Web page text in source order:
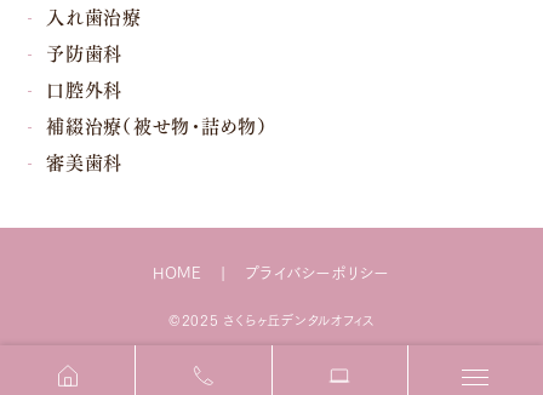
入れ歯治療
予防歯科
口腔外科
補綴治療（被せ物・詰め物）
審美歯科
HOME プライバシーポリシー
©2025 さくらヶ丘デンタルオフィス